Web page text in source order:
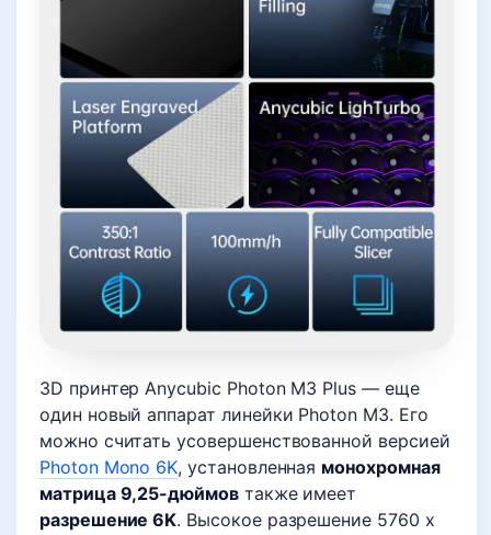
3D принтер Anycubic Photon M3 Plus — еще
один новый аппарат линейки Photon M3. Его
можно считать усовершенствованной версией
Photon Mono 6K, установленная монохромная
матрица 9,25-дюймовтакже имеет
разрешение 6K. Высокое разрешение 5760 x